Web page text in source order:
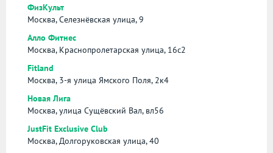
ФизКульт
Москва, Селезнёвская улица, 9
Алло Фитнес
Москва, Краснопролетарская улица, 16с2
Fitland
Москва, 3-я улица Ямского Поля, 2к4
Новая Лига
Москва, улица Сущёвский Вал, вл56
JustFit Exclusive Club
Москва, Долгоруковская улица, 40